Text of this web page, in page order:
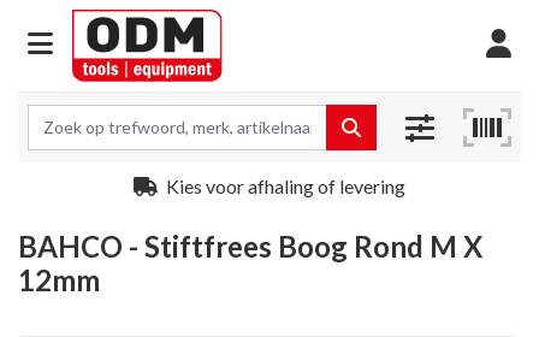
Kies voor afhaling of levering
BAHCO - Stiftfrees Boog Rond M X
12mm